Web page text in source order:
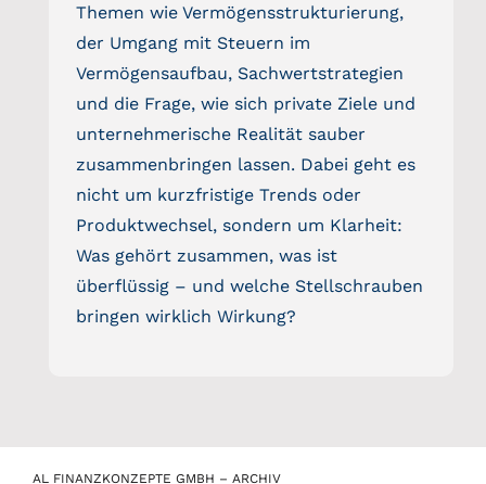
Themen wie Vermögensstrukturierung,
der Umgang mit Steuern im
Vermögensaufbau, Sachwertstrategien
und die Frage, wie sich private Ziele und
unternehmerische Realität sauber
zusammenbringen lassen. Dabei geht es
nicht um kurzfristige Trends oder
Produktwechsel, sondern um Klarheit:
Was gehört zusammen, was ist
überflüssig – und welche Stellschrauben
bringen wirklich Wirkung?
AL FINANZKONZEPTE GMBH – ARCHIV